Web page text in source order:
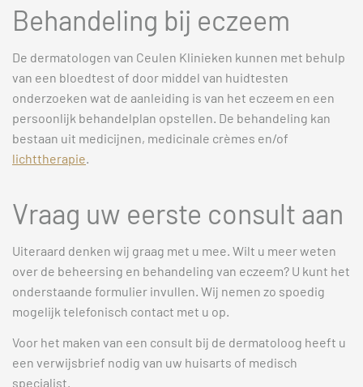
Behandeling bij eczeem
De dermatologen van Ceulen Klinieken kunnen met behulp
van een bloedtest of door middel van huidtesten
onderzoeken wat de aanleiding is van het eczeem en een
persoonlijk behandelplan opstellen. De behandeling kan
bestaan uit medicijnen, medicinale crèmes en/of
lichttherapie.
Vraag uw eerste consult aan
Uiteraard denken wij graag met u mee. Wilt u meer weten
over de beheersing en behandeling van eczeem? U kunt het
onderstaande formulier invullen. Wij nemen zo spoedig
mogelijk telefonisch contact met u op.
Voor het maken van een consult bij de dermatoloog heeft u
een verwijsbrief nodig van uw huisarts of medisch
specialist.